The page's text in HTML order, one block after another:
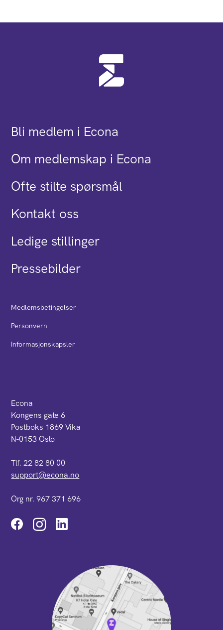
Bli medlem i Econa
Om medlemskap i Econa
Ofte stilte spørsmål
Kontakt oss
Ledige stillinger
Pressebilder
Medlemsbetingelser
Personvern
Informasjonskapsler
Econa
Kongens gate 6
Postboks 1869 Vika
N-0153 Oslo
Tlf. 22 82 80 00
support@econa.no
Org nr. 967 371 696
Instagram